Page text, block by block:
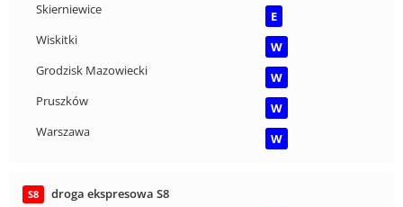
Skierniewice
E
Wiskitki
W
Grodzisk Mazowiecki
W
Pruszków
W
Warszawa
W
S8
droga ekspresowa S8